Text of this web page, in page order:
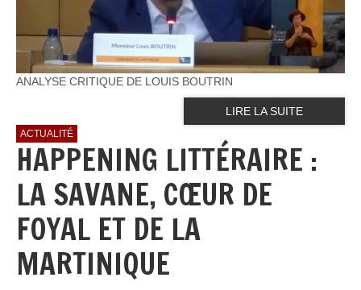
ANALYSE CRITIQUE DE LOUIS BOUTRIN
LIRE LA SUITE
ACTUALITÉ
HAPPENING LITTÉRAIRE :
LA SAVANE, CŒUR DE
FOYAL ET DE LA
MARTINIQUE